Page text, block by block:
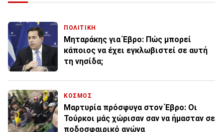
ΠΟΛΙΤΙΚΗ
Μηταράκης για Έβρο: Πώς μπορεί
κάποιος να έχει εγκλωβιστεί σε αυτή
τη νησίδα;
ΚΟΣΜΟΣ
Μαρτυρία πρόσφυγα στον Έβρο: Οι
Τούρκοι μάς χώρισαν σαν να ήμασταν σε
ποδοσφαιρικό αγώνα